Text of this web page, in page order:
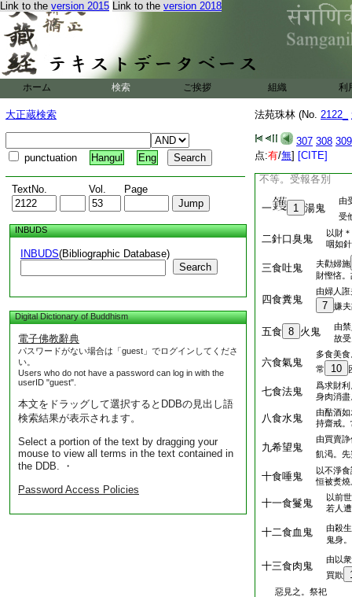
Link to the version 2015 Link to the version 2018
ホーム 検索 ご挨拶 組織 利
大正蔵検索
punctuation Hangul Eng
TextNo. Vol. Page
INBUDS
INBUDS(Bibliographic Database)
Search
Digital Dictionary of Buddhism
電子佛教辭典
パスワードがない場合は「guest」でログインしてくださ
い。
Users who do not have a password can log in with the
userID "guest".
本文をドラッグして選択するとDDBの見出し語
検索結果が表示されます。
Select a portion of the text by dragging your
mouse to view all terms in the text contained in
the DDB. ・
Password Access Policies
法苑珠林 (No. 2122_
307 308 309
点:有/無] [CITE]
遊戲。見無威徳鬼
枯悴以髮自覆。執
深信善惡業果。問
人亦有傍者。或面
隨從何處命終生此
曰。不應作是説。
可無形無言耶。應
爾
列數 24
部第四
依正法念經云。餓
不等。受報各別
一 1 湯鬼
由
受
二針口臭鬼
以財
咽如
三食吐鬼
夫勸婦施
財慳悋
四食糞鬼
由婦人
7 嫌
五食 8 火鬼
由
故
六食氣鬼
多食美
常
10
七食法鬼
爲求財
身肉消
八食水鬼
由酤酒
持齋戒
九希望鬼
由買賣
飢渇。
十食唾鬼
以不淨
恒被煑
十一食鬘鬼
以前
若人
十二食血鬼
由殺
鬼身
十三食肉鬼
由以
買欺
惡見之。祭祀